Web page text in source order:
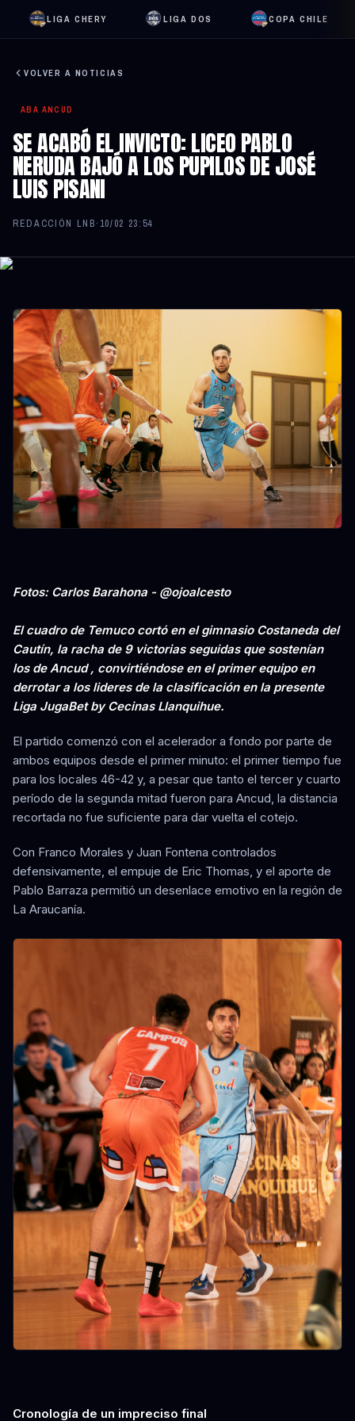
LIGA CHERY LIGA DOS COPA CHILE
VOLVER A NOTICIAS
ABA ANCUD
SE ACABÓ EL INVICTO: LICEO PABLO
NERUDA BAJÓ A LOS PUPILOS DE JOSÉ
LUIS PISANI
REDACCIÓN LNB· 10/02 23:54
Fotos: Carlos Barahona - @ojoalcesto
El cuadro de Temuco cortó en el gimnasio Costaneda del
Cautín, la racha de 9 victorias seguidas que sostenían
los de Ancud , convirtiéndose en el primer equipo en
derrotar a los lideres de la clasificación en la presente
Liga JugaBet by Cecinas Llanquihue.
El partido comenzó con el acelerador a fondo por parte de
ambos equipos desde el primer minuto: el primer tiempo fue
para los locales 46-42 y, a pesar que tanto el tercer y cuarto
período de la segunda mitad fueron para Ancud, la distancia
recortada no fue suficiente para dar vuelta el cotejo.
Con Franco Morales y Juan Fontena controlados
defensivamente, el empuje de Eric Thomas, y el aporte de
Pablo Barraza permitió un desenlace emotivo en la región de
La Araucanía.
Cronología de un impreciso final